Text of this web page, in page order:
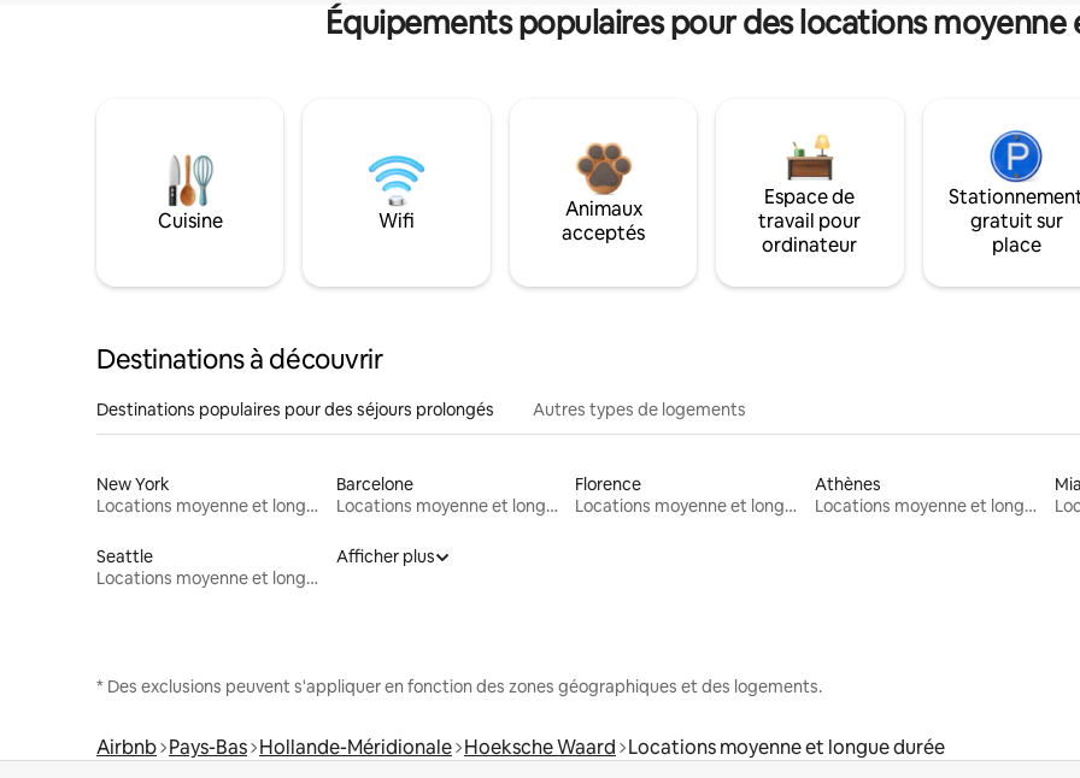
Équipements populaires pour des locations
Cuisine Wifi
Animaux
acceptés
Espace de
travail pour
ordinateur
gratuit sur
place
Destinations à découvrir
Destinations populaires pour des séjours prolongés Autres types de logements
New York
Locations moyenne et longue durée
Barcelone
Locations moyenne et longue durée
Florence
Locations moyenne et longue durée
Athènes
Locations moyenne et longue durée
Seattle
Locations moyenne et longue durée
Afficher plus
* Des exclusions peuvent s'appliquer en fonction des zones géographiques et des logements.
Airbnb Pays-Bas Hollande-Méridionale Hoeksche Waard Locations moyenne et longue durée